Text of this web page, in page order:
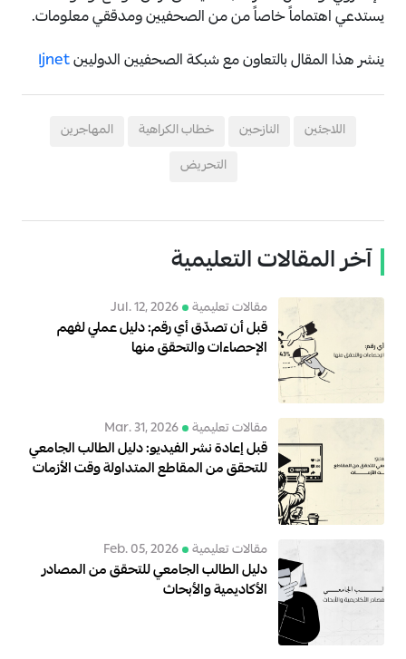
يستدعي اهتماماً خاصاً من من الصحفيين ومدققي معلومات.
ينشر هذا المقال بالتعاون مع شبكة الصحفيين الدوليينIjnet
اللاجئين النازحين خطاب الكراهية
المهاجرين
التحريض
آخر المقالات التعليمية
مقالات تعليمية Jul. 12, 2026
قبل أن تصدّق أي رقم: دليل عملي لفهم
الإحصاءات والتحقق منها
مقالات تعليمية Mar. 31, 2026
قبل إعادة نشر الفيديو: دليل الطالب الجامعي
للتحقق من المقاطع المتداولة وقت الأزمات
مقالات تعليمية Feb. 05, 2026
دليل الطالب الجامعي للتحقق من المصادر
الأكاديمية والأبحاث